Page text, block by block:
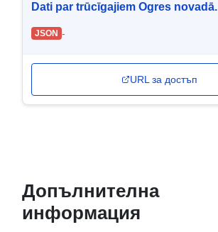
Dati par trūcīgajiem Ogres novadā.
JSON -
URL за достъп
Допълнителна
информация